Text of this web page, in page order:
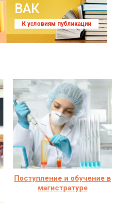
ВАК
К условиям публикации
Поступление и обучение в
магистратуре